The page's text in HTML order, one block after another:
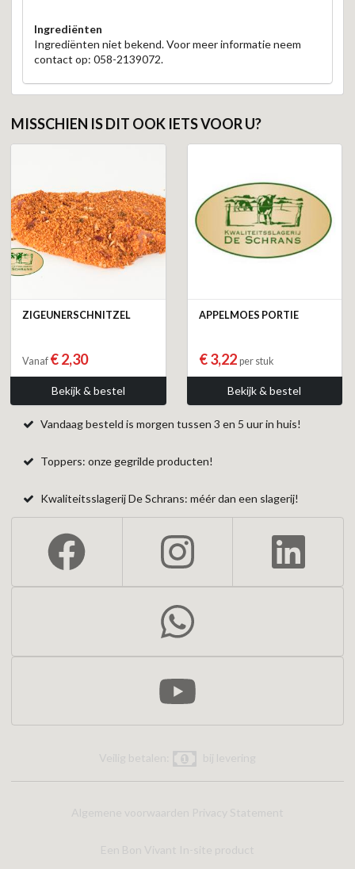
Ingrediënten
Ingrediënten niet bekend. Voor meer informatie neem
contact op: 058-2139072.
MISSCHIEN IS DIT OOK IETS VOOR U?
ZIGEUNERSCHNITZEL
Vanaf € 2,30
Bekijk & bestel
APPELMOES PORTIE
€ 3,22 per stuk
Bekijk & bestel
Vandaag besteld is morgen tussen 3 en 5 uur in huis!
Toppers: onze gegrilde producten!
Kwaliteitsslagerij De Schrans: méér dan een slagerij!